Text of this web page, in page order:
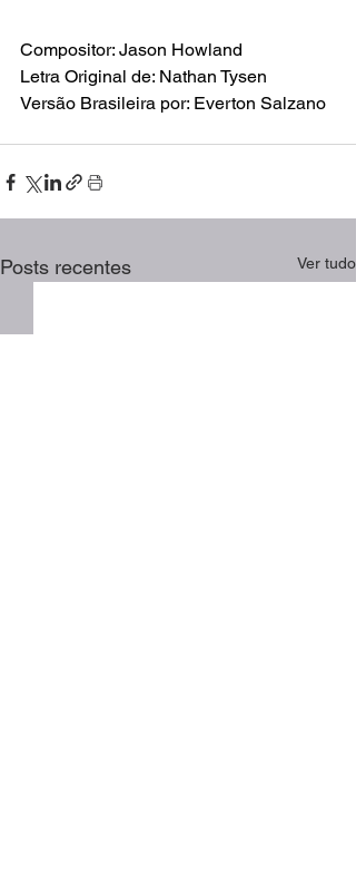
Compositor: Jason Howland
Letra Original de: Nathan Tysen
Versão Brasileira por: Everton Salzano
Posts recentes Ver tudo